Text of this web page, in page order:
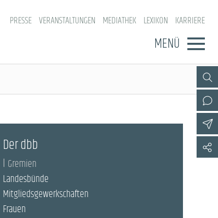
PRESSE VERANSTALTUNGEN MEDIATHEK LEXIKON KARRIERE
MENÜ
Der dbb
Gremien
Landesbünde
Mitgliedsgewerkschaften
Frauen